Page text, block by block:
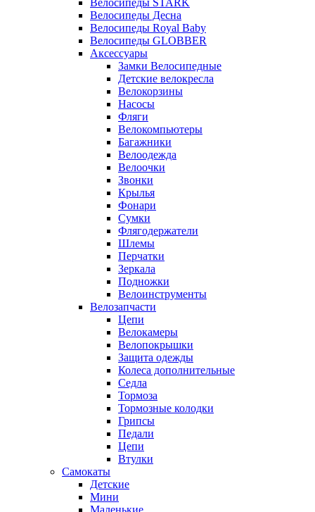
Велосипеды STARK
Велосипеды Десна
Велосипеды Royal Baby
Велосипеды GLOBBER
Аксессуары
Замки Велосипедные
Детские велокресла
Велокорзины
Насосы
Фляги
Велокомпьютеры
Багажники
Велоодежда
Велоочки
Звонки
Крылья
Фонари
Сумки
Флягодержатели
Шлемы
Перчатки
Зеркала
Подножки
Велоинструменты
Велозапчасти
Цепи
Велокамеры
Велопокрышки
Защита одежды
Колеса дополнительные
Седла
Тормоза
Тормозные колодки
Грипсы
Педали
Цепи
Втулки
Самокаты
Детские
Мини
Маленькие